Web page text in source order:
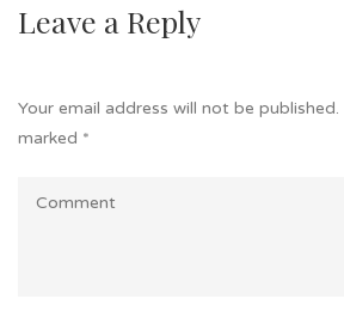
Leave a Reply
Your email address will not be published.
marked *